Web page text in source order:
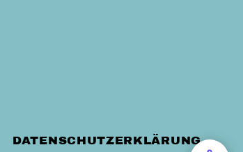
DATENSCHUTZERKLÄRUNG